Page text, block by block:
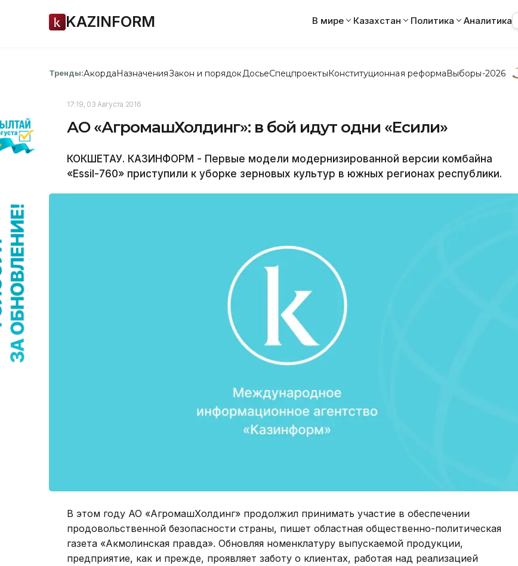
KAZINFORM В мире Казахстан Политика Аналитика
Тренды:АкордаНазначенияЗакон и порядок ДосьеСпецпроектыКонституционная реформаВыборы-2026
17:19, 03 Августа 2016
АО «АгромашХолдинг»: в бой идут одни «Есили»
КОКШЕТАУ. КАЗИНФОРМ - Первые модели модернизированной версии комбайна
«Essil-760» приступили к уборке зерновых культур в южных регионах республики.
В этом году АО «АгромашХолдинг» продолжил принимать участие в обеспечении
продовольственной безопасности страны, пишет областная общественно-политическая
газета «Акмолинская правда». Обновляя номенклатуру выпускаемой продукции,
предприятие, как и прежде, проявляет заботу о клиентах, работая над реализацией